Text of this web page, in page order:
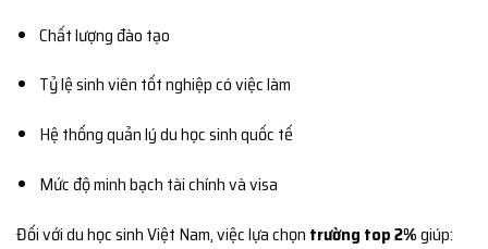
Chất lượng đào tạo
Tỷ lệ sinh viên tốt nghiệp có việc làm
Hệ thống quản lý du học sinh quốc tế
Mức độ minh bạch tài chính và visa
Đối với du học sinh Việt Nam, việc lựa chọn trường top 2%giúp: